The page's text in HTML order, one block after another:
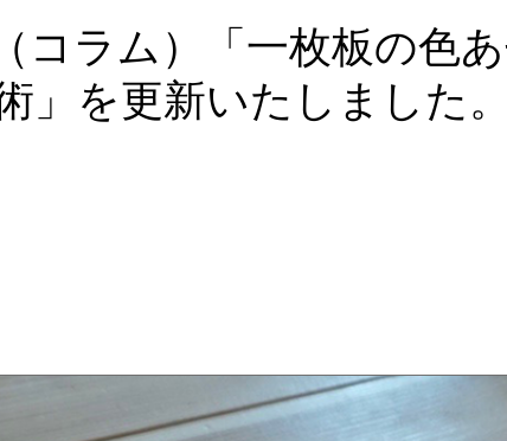
コラム）「一枚板の色
」を更新いたしました。